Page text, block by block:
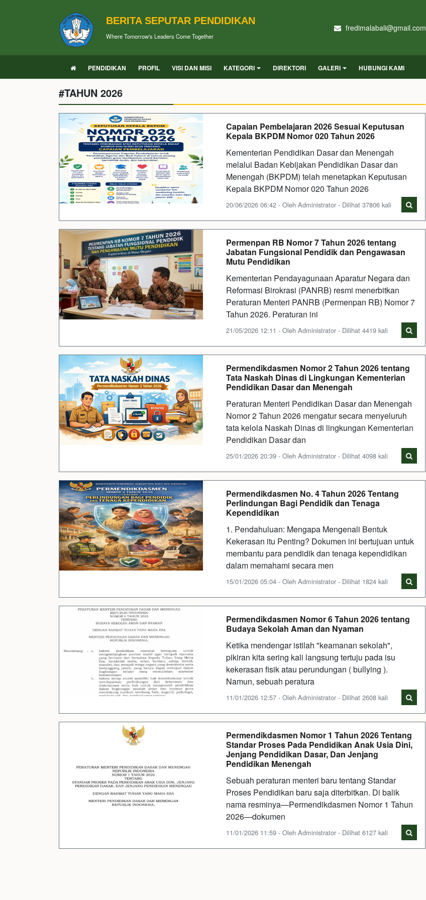
BERITA SEPUTAR PENDIDIKAN
Where Tomorrow's Leaders Come Together
fredimalabali@gmail.com
PENDIDIKAN PROFIL VISI DAN MISI KATEGORI DIREKTORI GALERI HUBUNGI KAMI
#TAHUN 2026
Capaian Pembelajaran 2026 Sesuai Keputusan
Kepala BKPDM Nomor 020 Tahun 2026
Kementerian Pendidikan Dasar dan Menengah
melalui Badan Kebijakan Pendidikan Dasar dan
Menengah (BKPDM) telah menetapkan Keputusan
Kepala BKPDM Nomor 020 Tahun 2026
20/06/2026 06:42 - Oleh Administrator - Dilihat 37806 kali
Permenpan RB Nomor 7 Tahun 2026 tentang
Jabatan Fungsional Pendidik dan Pengawasan
Mutu Pendidikan
Kementerian Pendayagunaan Aparatur Negara dan
Reformasi Birokrasi (PANRB) resmi menerbitkan
Peraturan Menteri PANRB (Permenpan RB) Nomor 7
Tahun 2026. Peraturan ini
21/05/2026 12:11 - Oleh Administrator - Dilihat 4419 kali
Permendikdasmen Nomor 2 Tahun 2026 tentang
Tata Naskah Dinas di Lingkungan Kementerian
Pendidikan Dasar dan Menengah
Peraturan Menteri Pendidikan Dasar dan Menengah
Nomor 2 Tahun 2026 mengatur secara menyeluruh
tata kelola Naskah Dinas di lingkungan Kementerian
Pendidikan Dasar dan
25/01/2026 20:39 - Oleh Administrator - Dilihat 4098 kali
Permendikdasmen No. 4 Tahun 2026 Tentang
Perlindungan Bagi Pendidik dan Tenaga
Kependidikan
1. Pendahuluan: Mengapa Mengenali Bentuk
Kekerasan itu Penting? Dokumen ini bertujuan untuk
membantu para pendidik dan tenaga kependidikan
dalam memahami secara men
15/01/2026 05:04 - Oleh Administrator - Dilihat 1824 kali
Permendikdasmen Nomor 6 Tahun 2026 tentang
Budaya Sekolah Aman dan Nyaman
Ketika mendengar istilah "keamanan sekolah",
pikiran kita sering kali langsung tertuju pada isu
kekerasan fisik atau perundungan ( bullying ).
Namun, sebuah peratura
11/01/2026 12:57 - Oleh Administrator - Dilihat 2608 kali
Permendikdasmen Nomor 1 Tahun 2026 Tentang
Standar Proses Pada Pendidikan Anak Usia Dini,
Jenjang Pendidikan Dasar, Dan Jenjang
Pendidikan Menengah
Sebuah peraturan menteri baru tentang Standar
Proses Pendidikan baru saja diterbitkan. Di balik
nama resminya—Permendikdasmen Nomor 1 Tahun
2026—dokumen
11/01/2026 11:59 - Oleh Administrator - Dilihat 6127 kali